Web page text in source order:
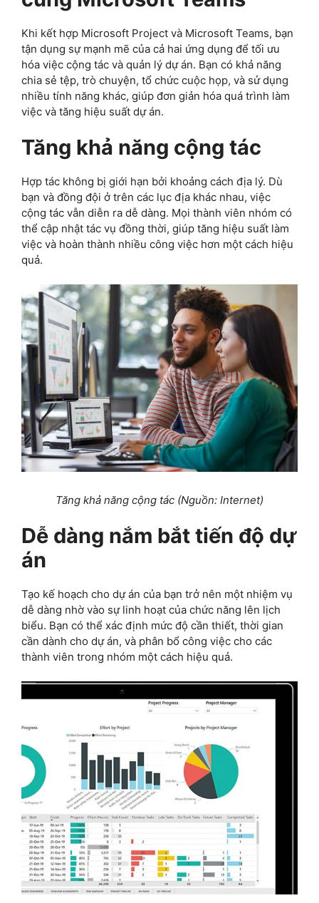
Khi kết hợp Microsoft Project và Microsoft Teams, bạn
tận dụng sự mạnh mẽ của cả hai ứng dụng để tối ưu
hóa việc cộng tác và quản lý dự án. Bạn có khả năng
chia sẻ tệp, trò chuyện, tổ chức cuộc họp, và sử dụng
nhiều tính năng khác, giúp đơn giản hóa quá trình làm
việc và tăng hiệu suất dự án.
Tăng khả năng cộng tác
Hợp tác không bị giới hạn bởi khoảng cách địa lý. Dù
bạn và đồng đội ở trên các lục địa khác nhau, việc
cộng tác vẫn diễn ra dễ dàng. Mọi thành viên nhóm có
thể cập nhật tác vụ đồng thời, giúp tăng hiệu suất làm
việc và hoàn thành nhiều công việc hơn một cách hiệu
quả.
Tăng khả năng cộng tác (Nguồn: Internet)
Dễ dàng nắm bắt tiến độ dự
án
Tạo kế hoạch cho dự án của bạn trở nên một nhiệm vụ
dễ dàng nhờ vào sự linh hoạt của chức năng lên lịch
biểu. Bạn có thể xác định mức độ cần thiết, thời gian
cần dành cho dự án, và phân bổ công việc cho các
thành viên trong nhóm một cách hiệu quả.